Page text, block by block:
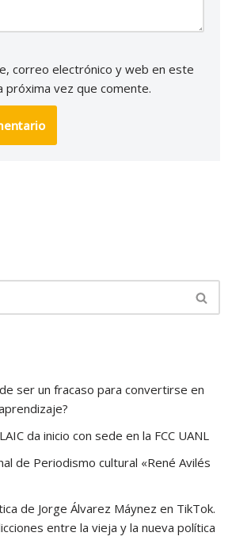
correo electrónico y web en este
próxima vez que comente.
ser un fracaso para convertirse en
da inicio con sede en la FCC UANL
de Periodismo cultural «René Avilés
de Jorge Álvarez Máynez en TikTok.
entre la vieja y la nueva política